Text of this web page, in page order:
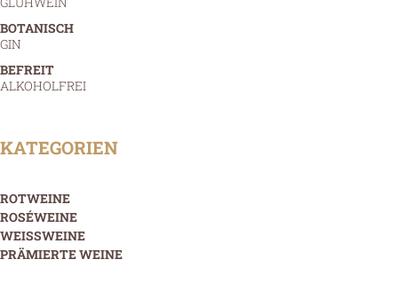
BOTANISCH
GIN
BEFREIT
ALKOHOLFREI
KATEGORIEN
ROTWEINE
ROSÉWEINE
WEISSWEINE
PRÄMIERTE WEINE